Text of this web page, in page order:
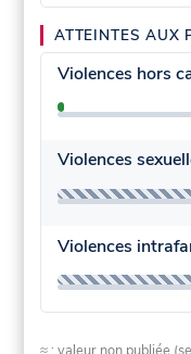
ATTEINTES AUX
Violences hors
Violences
Violences